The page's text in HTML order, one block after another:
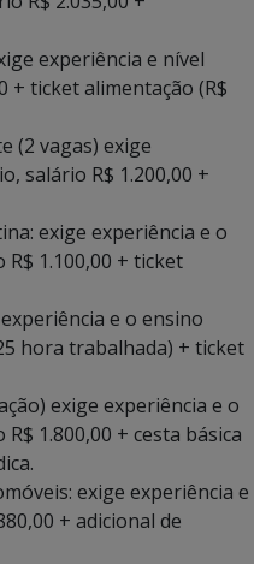
experiência e nível
+ ticket alimentação (R$
(2 vagas) exige
salário R$ 1.200,00 +
exige experiência e o
1.100,00 + ticket
e o ensino
hora trabalhada) + ticket
exige experiência e o
1.800,00 + cesta básica
exige experiência e
+ adicional de